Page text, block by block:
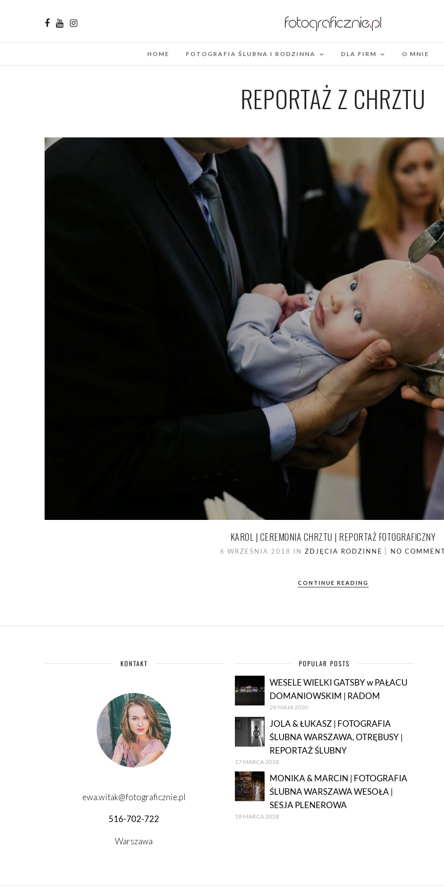
HOME FOTOGRAFIA ŚLUBNA I RODZINNA DLA FIRM O MNIE
REPORTAŻ Z CHRZTU
KAROL | CEREMONIA CHRZTU | REPORTAŻ FOTOGRAFICZNY
6 WRZEŚNIA 2018 IN ZDJĘCIA RODZINNE NO
CONTINUE READING
KONTAKT
ewa.witak@fotograficznie.pl
516-702-722
Warszawa
POPULAR POSTS
WESELE WIELKI GATSBY w PAŁACU
DOMANIOWSKIM | RADOM
28 MAJA 2020
JOLA & ŁUKASZ | FOTOGRAFIA
ŚLUBNA WARSZAWA, OTRĘBUSY |
REPORTAŻ ŚLUBNY
17 MARCA 2018
MONIKA & MARCIN | FOTOGRAFIA
ŚLUBNA WARSZAWA WESOŁA |
SESJA PLENEROWA
18 MARCA 2018